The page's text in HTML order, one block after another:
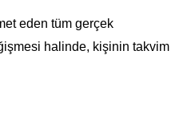
eden tüm gerçek
halinde, kişinin takvim